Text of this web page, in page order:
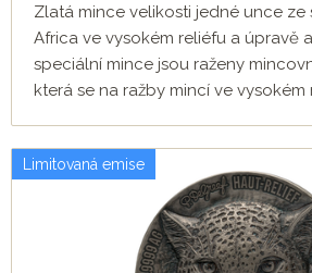
Zlatá mince velikosti jedné unce ze
Africa ve vysokém reliéfu a úpravě
speciální mince jsou raženy
která se na ražby mincí ve vysokém
Limitovaná emise